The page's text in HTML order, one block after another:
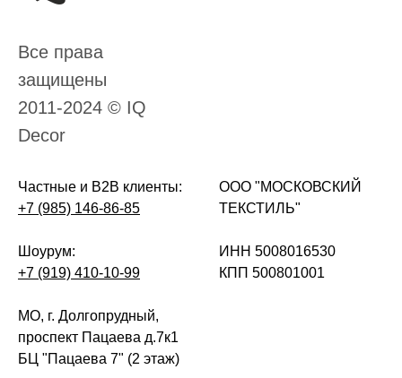
Все права
защищены
2011-2024 © IQ
Decor
Частные и B2B клиенты:
+7 (985) 146-86-85
Шоурум:
+7 (919) 410-10-99
МО, г. Долгопрудный,
проспект Пацаева д.7к1
БЦ "Пацаева 7" (2 этаж)
ООО "МОСКОВСКИЙ
ТЕКСТИЛЬ"
ИНН 5008016530
КПП 500801001